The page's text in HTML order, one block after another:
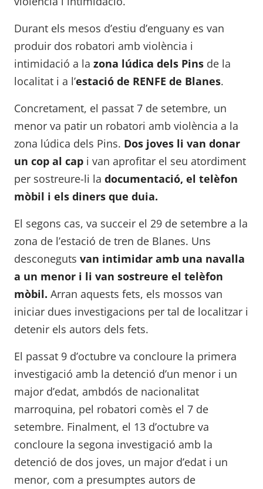
Durant els mesos d’estiu d’enguany es van
produir dos robatori amb violència i
intimidació a la zona lúdica dels Pins de la
localitat i a l’estació de RENFE de Blanes.
Concretament, el passat 7 de setembre, un
menor va patir un robatori amb violència a la
zona lúdica dels Pins. Dos joves li van donar
un cop al cap i van aprofitar el seu atordiment
per sostreure-li la documentació, el telèfon
mòbil i els diners que duia.
El segons cas, va succeir el 29 de setembre a la
zona de l’estació de tren de Blanes. Uns
desconeguts van intimidar amb una navalla
a un menor i li van sostreure el telèfon
mòbil. Arran aquests fets, els mossos van
iniciar dues investigacions per tal de localitzar i
detenir els autors dels fets.
El passat 9 d’octubre va concloure la primera
investigació amb la detenció d’un menor i un
major d’edat, ambdós de nacionalitat
marroquina, pel robatori comès el 7 de
setembre. Finalment, el 13 d’octubre va
concloure la segona investigació amb la
detenció de dos joves, un major d’edat i un
menor, com a presumptes autors de